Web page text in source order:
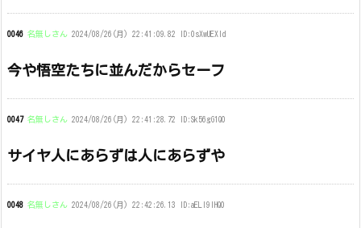
0046 名無しさん 2024/08/26(月) 22:41:09.82 ID:0sXwUEXId
今や悟空たちに並んだからセーフ
0047 名無しさん 2024/08/26(月) 22:41:28.72 ID:Sk56gG1Q0
サイヤ人にあらずは人にあらずや
0048 名無しさん 2024/08/26(月) 22:42:26.13 ID:aELl9IHQ0